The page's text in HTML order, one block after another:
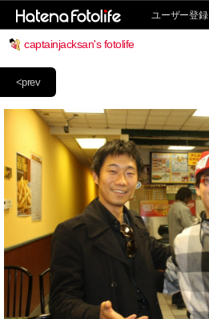
ユーザー登録
captainjacksan's fotolife
<prev